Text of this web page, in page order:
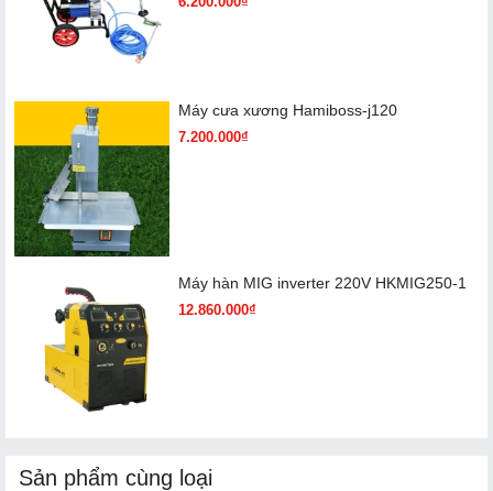
Máy cưa xương Hamiboss-j120
7.200.000₫
Máy hàn MIG inverter 220V HKMIG250-1
12.860.000₫
Sản phẩm cùng loại